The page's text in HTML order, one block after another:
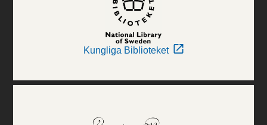
Kungliga Biblioteket